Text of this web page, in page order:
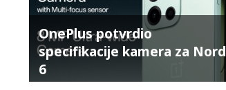
OnePlus potvrdio
specifikacije kamera za Nord
6